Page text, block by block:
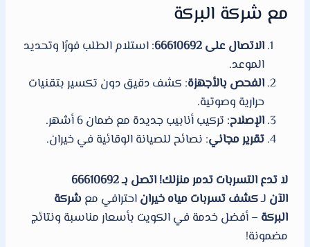
مع شركة البركة
الاتصال على 66610692
: استلام الطلب فورًا وتحديد
الموعد.
الفحص بالأجهزة: كشف دقيق دون تكسير بتقنيات
حرارية وصوتية.
الإصلاح: تركيب أنابيب جديدة مع ضمان 6 أشهر.
تقرير مجاني: نصائح للصيانة الوقائية في خيران.
لا تدع التسربات تدمر منزلك! اتصل بـ 66610692
الآن لـكشف تسربات مياه خيراناحترافي معشركة
البركة– أفضل خدمة في الكويت بأسعار مناسبة ونتائج
مضمونة!